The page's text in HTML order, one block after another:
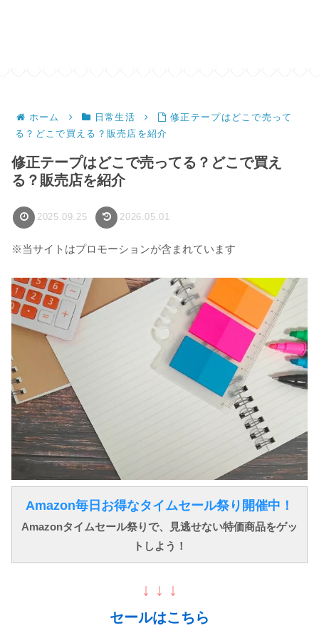
ホーム 日常生活
修正テープはどこで売って
る？どこで買える？販売店を紹介
修正テープはどこで売ってる？どこで買え
る？販売店を紹介
2025.09.25 2026.05.01
※当サイトはプロモーションが含まれています
Amazon毎日お得なタイムセール祭り開催中！
Amazonタイムセール祭りで、見逃せない特価商品をゲッ
トしよう！
↓ ↓ ↓
セールはこちら